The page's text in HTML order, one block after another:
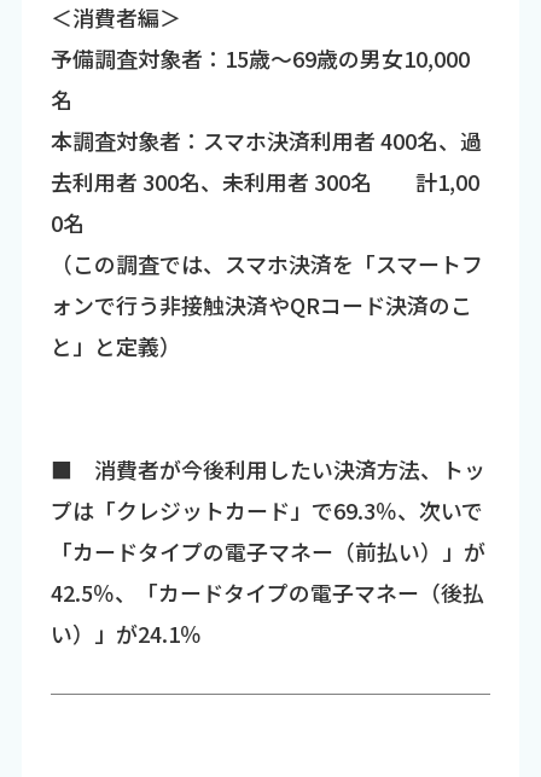
＜消費者編＞
予備調査対象者：15歳～69歳の男女10,000
名
本調査対象者：スマホ決済利用者 400名、過
去利用者 300名、未利用者 300名 計1,00
0名
（この調査では、スマホ決済を「スマートフ
ォンで行う非接触決済やQRコード決済のこ
と」と定義）
■ 消費者が今後利用したい決済方法、トッ
プは「クレジットカード」で69.3％、次いで
「カードタイプの電子マネー（前払い）」が
42.5％、「カードタイプの電子マネー（後払
い）」が24.1％